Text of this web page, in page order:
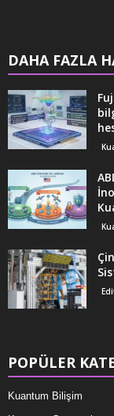
DAHA FAZLA
POPÜLER
Kuantum Bilişim